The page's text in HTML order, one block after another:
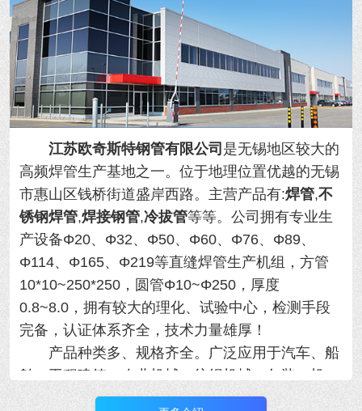
江苏欧奇斯特钢管有限公司 是无锡地区较大的
高频焊管生产基地之一。位于地理位置优越的无锡
市惠山区钱桥街道盛岸西路。主营产品有:焊管,不
锈钢焊管,焊接钢管,冷拔管等等。 公司拥有专业生
产设备Φ20、Φ32、Φ50、Φ60、Φ76、Φ89、
Φ114、Φ165、Φ219等直缝焊管生产机组，方管
10*10~250*250，圆管Φ10~Φ250，厚度
0.8~8.0，拥有较大的理化、试验中心，检测手段
完备，认证体系齐全，技术力量雄厚！
产品种类多、规格齐全。广泛应用于汽车、船
舶、工程建筑、农业机械、纺织机械、包装、机
械、制冷设备等行业，年产量大！用于各类精密机